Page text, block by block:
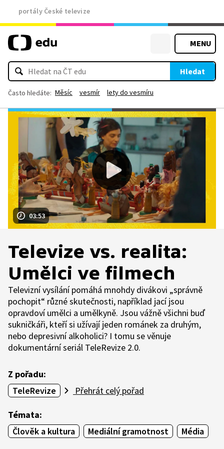
portály České televize
MENU
Hledat
Často hledáte: Měsíc vesmír lety do vesmíru
03:53
Televize vs. realita:
Umělci ve filmech
Televizní vysílání pomáhá mnohdy divákovi „správně
pochopit“ různé skutečnosti, například jací jsou
opravdoví umělci a umělkyně. Jsou vážně všichni buď
sukničkáři, kteří si užívají jeden románek za druhým,
nebo depresivní alkoholici? I tomu se věnuje
dokumentární seriál TeleRevize 2.0.
Z pořadu:
TeleRevize
Přehrát celý pořad
Témata:
Člověk a kultura
Mediální gramotnost Média